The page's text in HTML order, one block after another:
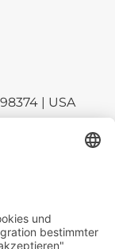
| USA